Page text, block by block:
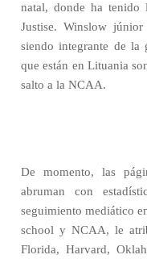
natal, donde ha tenido
Justise. Winslow
siendo integrante de
que están en Lituania
salto a la NCAA.
De momento, las
abruman con
seguimiento mediático
school y NCAA, le
Florida, Harvard,